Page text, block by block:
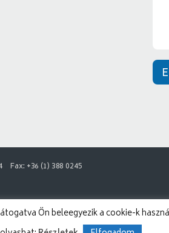
Fax: +36 (1) 388 0245
Ön beleegyezik a cookie-k